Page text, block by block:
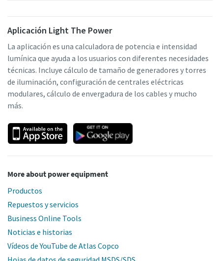
Aplicación Light The Power
La aplicación es una calculadora de potencia e intensidad
lumínica que ayuda a los usuarios con diferentes necesidades
técnicas. Incluye cálculo de tamaño de generadores y torres
de iluminación, configuración de centrales eléctricas
modulares, cálculo de envergadura de los cables y mucho
más.
More about power equipment
Productos
Repuestos y servicios
Business Online Tools
Noticias e historias
Vídeos de YouTube de Atlas Copco